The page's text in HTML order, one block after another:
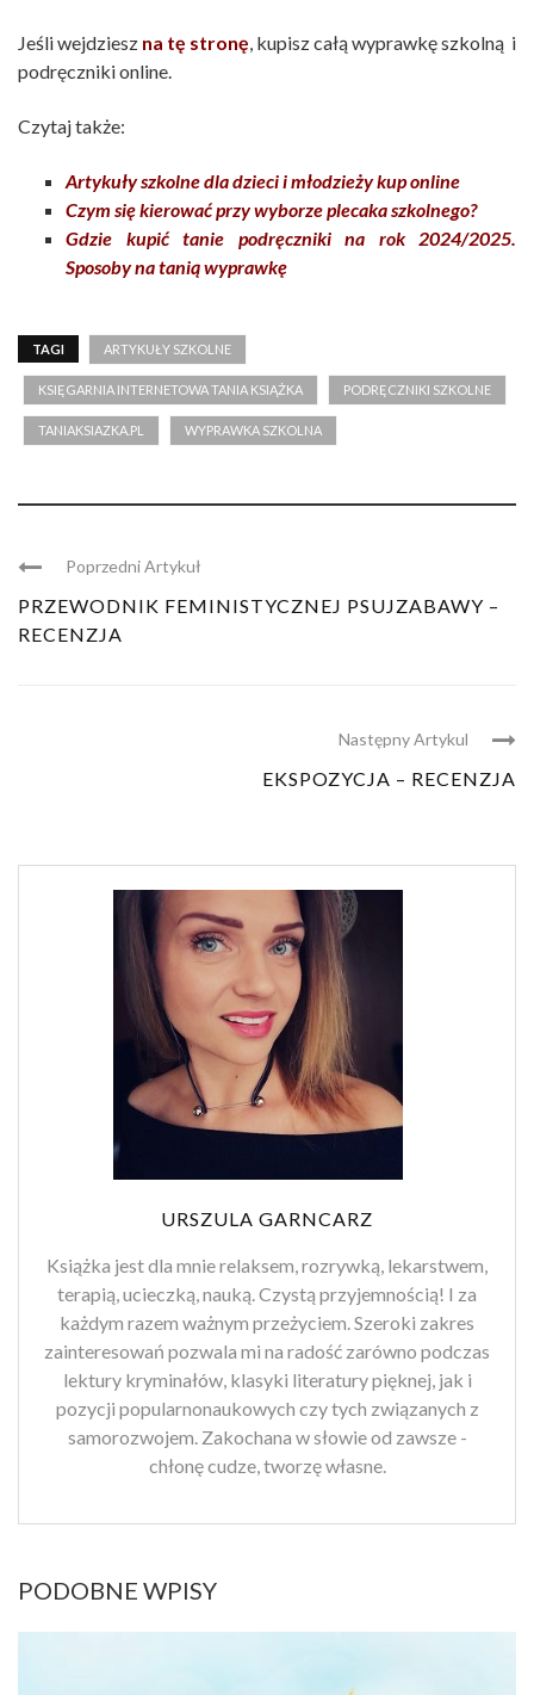
Jeśli wejdziesz na tę stronę , kupisz całą wyprawkę szkolną i
podręczniki online.
Czytaj także:
Artykuły szkolne dla dzieci i młodzieży kup online
Czym się kierować przy wyborze plecaka szkolnego?
Gdzie kupić tanie podręczniki na rok 2024/2025.
Sposoby na tanią wyprawkę
TAGI ARTYKUŁY SZKOLNE
KSIĘGARNIA INTERNETOWA TANIA KSIĄŻKA PODRĘCZNIKI SZKOLNE
TANIAKSIAZKA.PL WYPRAWKA SZKOLNA
Poprzedni Artykuł
PRZEWODNIK FEMINISTYCZNEJ PSUJZABAWY –
RECENZJA
Następny Artykul
EKSPOZYCJA – RECENZJA
URSZULA GARNCARZ
Książka jest dla mnie relaksem, rozrywką, lekarstwem,
terapią, ucieczką, nauką. Czystą przyjemnością! I za
każdym razem ważnym przeżyciem. Szeroki zakres
zainteresowań pozwala mi na radość zarówno podczas
lektury kryminałów, klasyki literatury pięknej, jak i
pozycji popularnonaukowych czy tych związanych z
samorozwojem. Zakochana w słowie od zawsze -
chłonę cudze, tworzę własne.
PODOBNE WPISY